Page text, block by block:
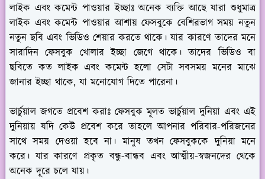
লাইক এবং কমেন্ট পাওয়ার ইচ্ছাঃঅনেক ব্যক্তি আছে যারা শুধুমাত্র
লাইক এবং কমেন্ট পাওয়ার আশায় ফেসবুকে বেশিরভাগ সময় নতুন
নতুন ছবি এবং ভিডিও শেয়ার করতে থাকে। যার কারণে তাদের মনে
সারাদিন ফেসবুক খোলার ইচ্ছা জেগে থাকে। তাদের ভিডিও বা
ছবিতে কত লাইক এবং কমেন্ট হলো সেটা সবসময় মনের মাঝে
জানার ইচ্ছা থাকে, যা মনোযোগ দিতে পারেনা।
ভার্চুয়াল জগতে প্রবেশ করাঃ ফেসবুক মূলত ভার্চুয়াল দুনিয়া এবং এই
দুনিয়ায় যদি কেউ প্রবেশ করে তাহলে আপনার পরিবার-পরিজনের
সাথে সময় দেওয়া হবে না। মানুষ তখন ফেসবুককে দুনিয়া মনে
করে। যার কারণে প্রকৃত বন্ধু-বান্ধব এবং আত্মীয়-স্বজনদের থেকে
অনেক দূরে চলে যায়।